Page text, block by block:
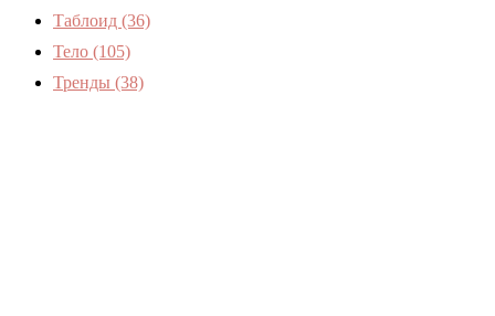
Таблоид (36)
Тело (105)
Тренды (38)